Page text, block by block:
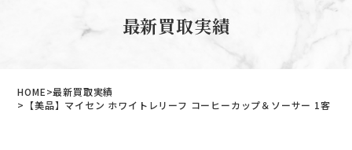
最新買取実績
HOME
最新買取実績
【美品】マイセン ホワイトレリーフ コーヒーカップ＆ソーサー 1客